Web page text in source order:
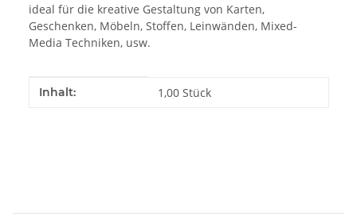
ideal für die kreative Gestaltung von Karten,
Geschenken, Möbeln, Stoffen, Leinwänden, Mixed-
Media Techniken, usw.
Produkteigenschaft
Wert
Inhalt: 1,00 Stück